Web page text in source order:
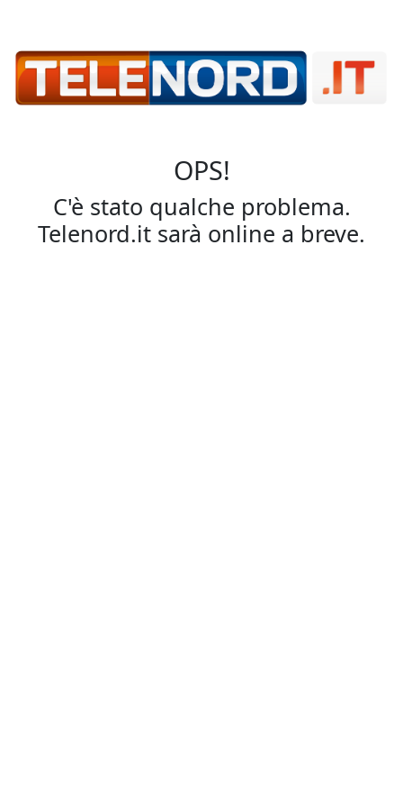
OPS!
C'è stato qualche problema.
Telenord.it sarà online a breve.